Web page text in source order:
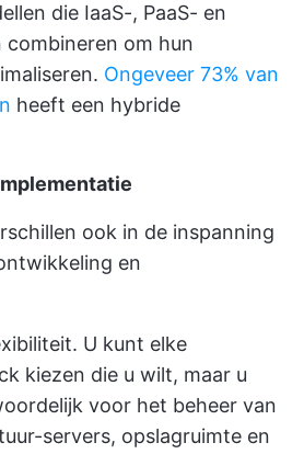
die IaaS-, PaaS- en
combineren om hun
Ongeveer 73% van
heeft een hybride
ook in de inspanning
en
U kunt elke
kiezen die u wilt, maar u
voor het beheer van
servers, opslagruimte en